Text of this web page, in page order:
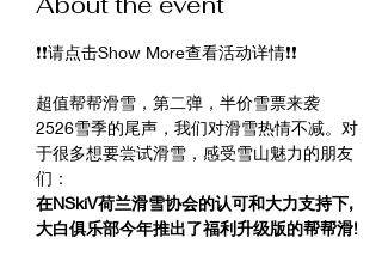
❗️❗️请点击Show More查看活动详情❗️❗️
超值帮帮滑雪，第二弹，半价雪票来袭
2526雪季的尾声，我们对滑雪热情不减。对
于很多想要尝试滑雪，感受雪山魅力的朋友
们：
在NSkiV荷兰滑雪协会的认可和大力支持下,
大白俱乐部今年推出了福利升级版的帮帮滑!